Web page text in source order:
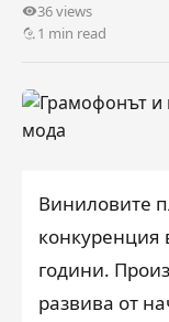
36 views
1 min read
Виниловите
години.
развива от